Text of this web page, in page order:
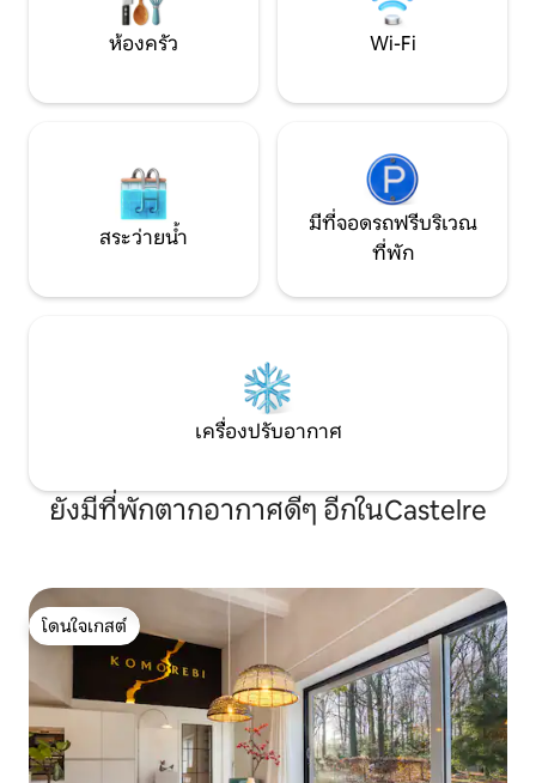
ห้องครัว Wi-Fi
สระว่ายน้ำ
มีที่จอดรถฟรีบริเวณ
ที่พัก
เครื่องปรับอากาศ
ยังมีที่พักตากอากาศดีๆ อีกในCastelre
โดนใจเกสต์
โดนใจเกสต์